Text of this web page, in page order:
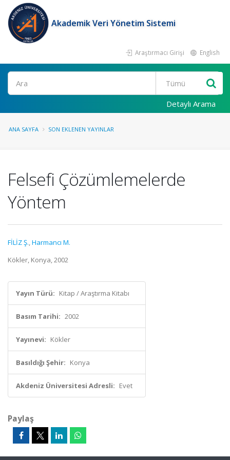
Akademik Veri Yönetim Sistemi
Araştırmacı Girişi English
Ara
Detaylı Arama
ANA SAYFA SON EKLENEN YAYINLAR
Felsefi Çözümlemelerde
Yöntem
FİLİZ Ş.,Harmancı M.
Kökler, Konya, 2002
Yayın Türü: Kitap / Araştırma Kitabı
Basım Tarihi: 2002
Yayınevi: Kökler
Basıldığı Şehir: Konya
Akdeniz Üniversitesi Adresli: Evet
Paylaş